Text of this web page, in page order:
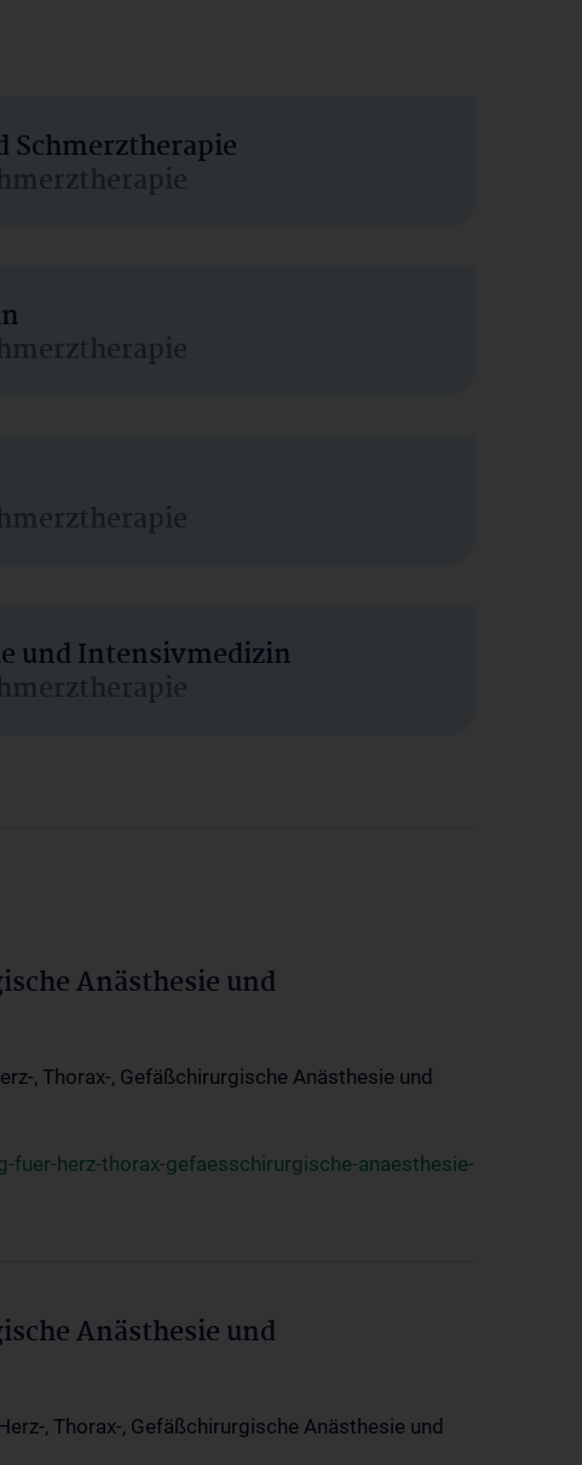
und Intensivmedizin
Anästhesie und
, Thorax-, Gefäßchirurgische Anästhesie und
herz-thorax-gefaesschirurgische-anaesthesie-
Anästhesie und
, Thorax-, Gefäßchirurgische Anästhesie und